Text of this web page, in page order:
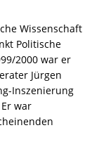
Wissenschaft
Politische
2000 war er
Jürgen
Inszenierung
war